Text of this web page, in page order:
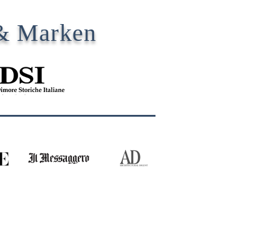
Marken